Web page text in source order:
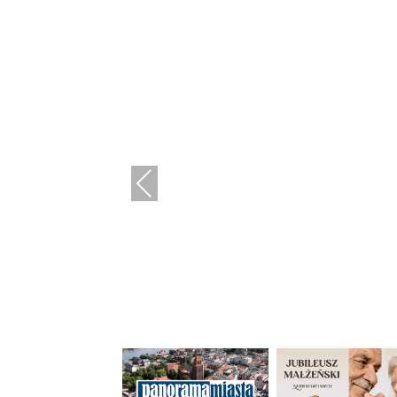
Previous